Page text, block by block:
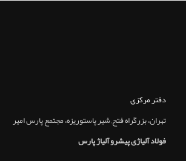
دفتر مرکزی
تهران، بزرگراه فتح, شير پاستوريزه، مجتمع پارس امير
فولاد آلیاژی پیشرو آلیاژ پارس